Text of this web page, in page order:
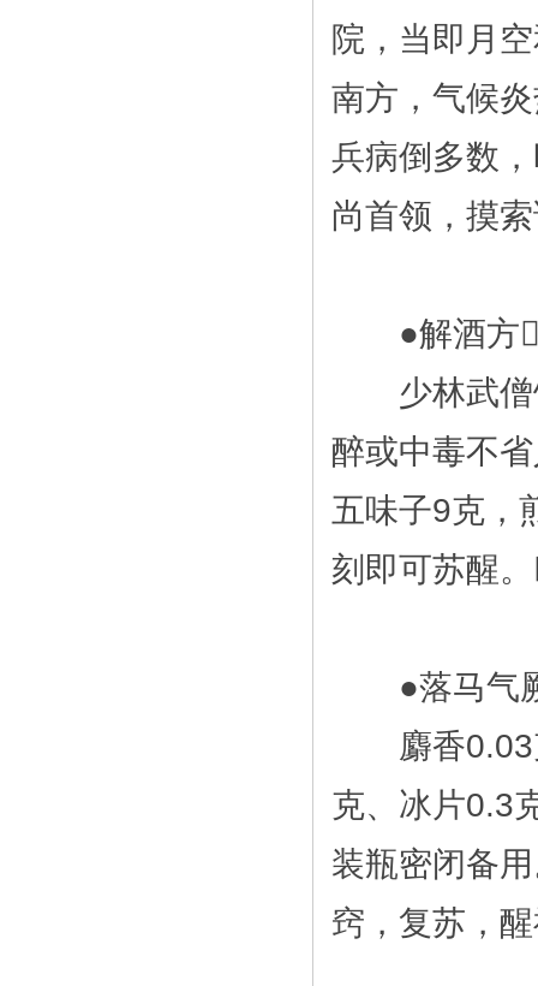
院，当即月
南方，气候
兵病倒多数
尚首领，摸
●解酒方
少林武僧
醉或中毒不
五味子9克，
刻即可苏醒
●落马气
麝香0.03
克、冰片0.3
装瓶密闭备
窍，复苏，